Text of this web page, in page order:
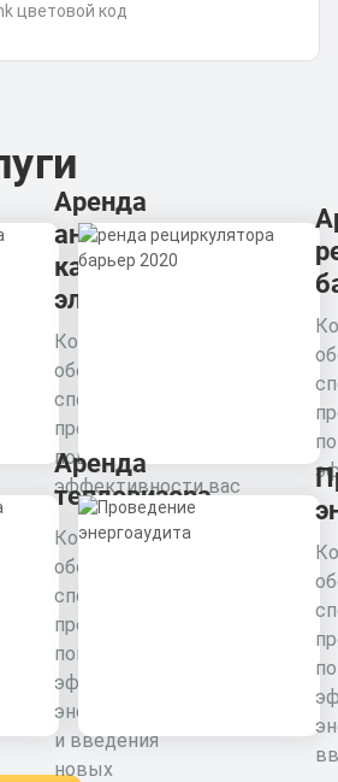
цветовой код
Аренда
анализатора
качества
электроэнергии
Комплексное
обследование
специалистами
предприятия для
повышения
эффективности вас
Аренда
тепловизора
Комплексное
обследование
специалистами
предприятия для
повышения
эффективности
энергоресурсов
и введения
новых